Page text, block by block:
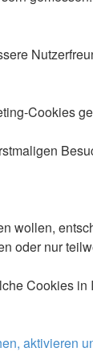
Cookies
wollen,
oder nur
Cookies
aktivieren